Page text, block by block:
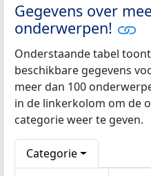
Gegevens over
onderwerpen!
Onderstaande tabel
beschikbare gegevens
meer dan 100
in de linkerkolom om de
categorie weer te geven.
Categorie